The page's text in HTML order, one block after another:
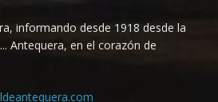
informando desde 1918 desde la
Antequera, en el corazón de